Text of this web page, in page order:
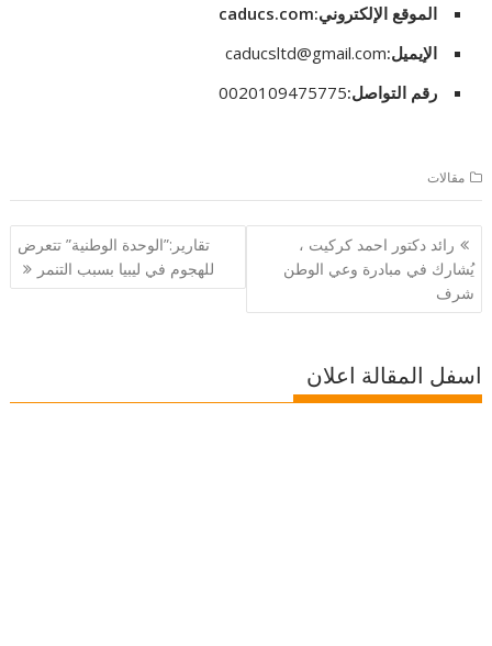
الموقع الإلكتروني:caducs.com
الإيميل:caducsltd@gmail.com
رقم التواصل:0020109475775
مقالات
تصفّح
المقالات
رائد دكتور احمد كركيت ،
يُشارك في مبادرة وعي الوطن
شرف
تقارير:”الوحدة الوطنية” تتعرض
للهجوم في ليبيا بسبب التنمر
اسفل المقالة اعلان